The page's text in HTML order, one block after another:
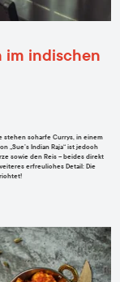
im indischen
stehen scharfe Currys, in einem
„Sue’s Indian Raja“ ist jedoch
sowie den Reis – beides direkt
erfreuliches Detail : Die
!